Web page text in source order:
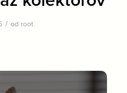
/ od root